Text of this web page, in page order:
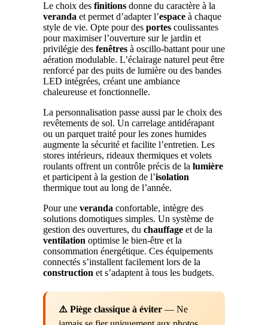
Le choix des finitions donne du caractère à la
veranda et permet d’adapter l’espace à chaque
style de vie. Opte pour des portes coulissantes
pour maximiser l’ouverture sur le jardin et
privilégie des fenêtres à oscillo-battant pour une
aération modulable. L’éclairage naturel peut être
renforcé par des puits de lumière ou des bandes
LED intégrées, créant une ambiance
chaleureuse et fonctionnelle.
La personnalisation passe aussi par le choix des
revêtements de sol. Un carrelage antidérapant
ou un parquet traité pour les zones humides
augmente la sécurité et facilite l’entretien. Les
stores intérieurs, rideaux thermiques et volets
roulants offrent un contrôle précis de la lumière
et participent à la gestion de l’isolation
thermique tout au long de l’année.
Pour une veranda confortable, intègre des
solutions domotiques simples. Un système de
gestion des ouvertures, du chauffage et de la
ventilation optimise le bien-être et la
consommation énergétique. Ces équipements
connectés s’installent facilement lors de la
construction et s’adaptent à tous les budgets.
⚠️ Piège classique à éviter — Ne